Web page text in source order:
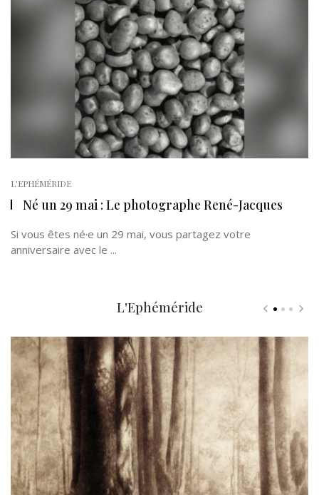
L'EPHÉMÉRIDE
Né un 29 mai : Le photographe René-Jacques
Si vous êtes né·e un 29 mai, vous partagez votre
anniversaire avec le ...
L'Ephéméride